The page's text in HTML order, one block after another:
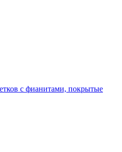
с фианитами, покрытые